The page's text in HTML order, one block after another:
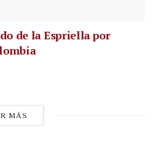
de la Espriella por
MÁS